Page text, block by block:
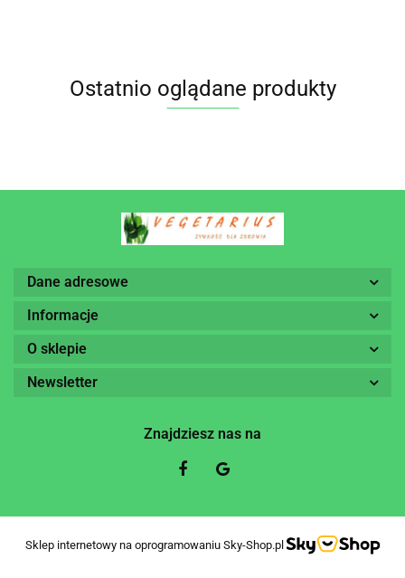
Ostatnio oglądane produkty
Dane adresowe
Informacje
O sklepie
Newsletter
Znajdziesz nas na
Sklep internetowy na oprogramowaniu Sky-Shop.pl